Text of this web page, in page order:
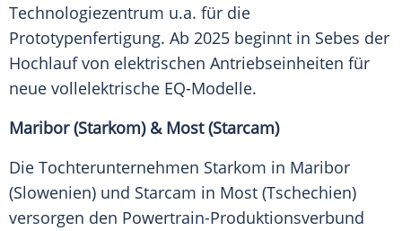
Technologiezentrum u.a. für die
Prototypenfertigung. Ab 2025 beginnt in Sebes der
Hochlauf von elektrischen Antriebseinheiten für
neue vollelektrische EQ-Modelle.
Maribor (Starkom) & Most (Starcam)
Die Tochterunternehmen Starkom in Maribor
(Slowenien) und Starcam in Most (Tschechien)
versorgen den Powertrain-Produktionsverbund